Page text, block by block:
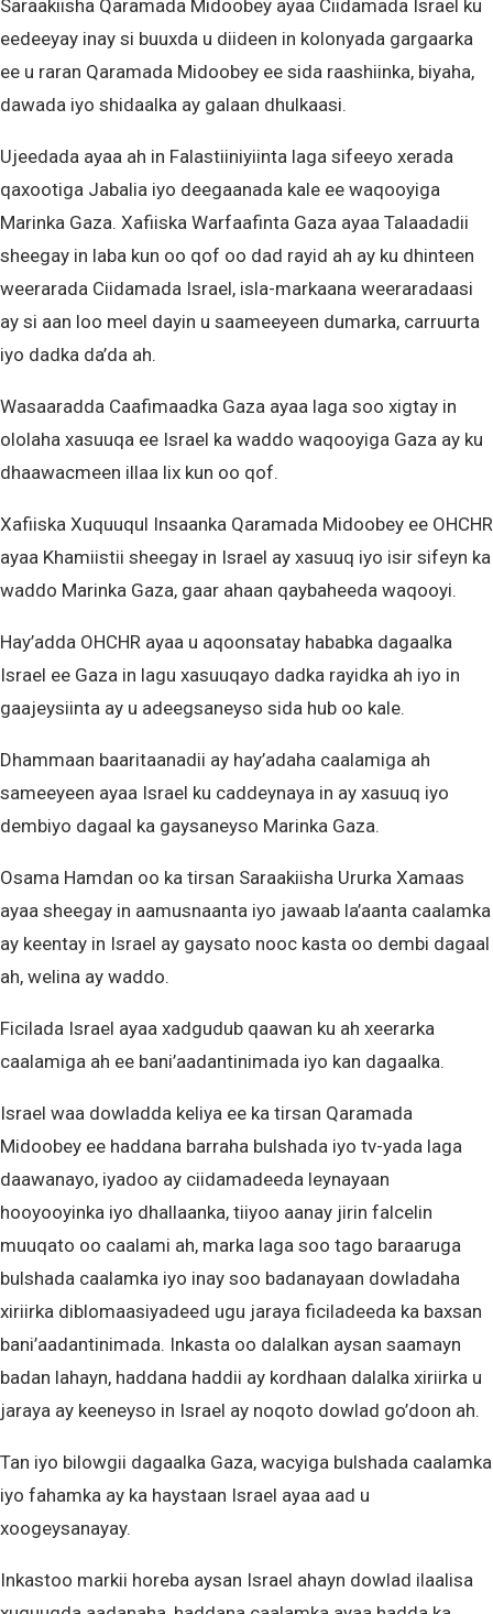
Saraakiisha Qaramada Midoobey ayaa Ciidamada Israel ku
eedeeyay inay si buuxda u diideen in kolonyada gargaarka
ee u raran Qaramada Midoobey ee sida raashiinka, biyaha,
dawada iyo shidaalka ay galaan dhulkaasi.
Ujeedada ayaa ah in Falastiiniyiinta laga sifeeyo xerada
qaxootiga Jabalia iyo deegaanada kale ee waqooyiga
Marinka Gaza. Xafiiska Warfaafinta Gaza ayaa Talaadadii
sheegay in laba kun oo qof oo dad rayid ah ay ku dhinteen
weerarada Ciidamada Israel, isla-markaana weeraradaasi
ay si aan loo meel dayin u saameeyeen dumarka, carruurta
iyo dadka da’da ah.
Wasaaradda Caafimaadka Gaza ayaa laga soo xigtay in
ololaha xasuuqa ee Israel ka waddo waqooyiga Gaza ay ku
dhaawacmeen illaa lix kun oo qof.
Xafiiska Xuquuqul Insaanka Qaramada Midoobey ee OHCHR
ayaa Khamiistii sheegay in Israel ay xasuuq iyo isir sifeyn ka
waddo Marinka Gaza, gaar ahaan qaybaheeda waqooyi.
Hay’adda OHCHR ayaa u aqoonsatay hababka dagaalka
Israel ee Gaza in lagu xasuuqayo dadka rayidka ah iyo in
gaajeysiinta ay u adeegsaneyso sida hub oo kale.
Dhammaan baaritaanadii ay hay’adaha caalamiga ah
sameeyeen ayaa Israel ku caddeynaya in ay xasuuq iyo
dembiyo dagaal ka gaysaneyso Marinka Gaza.
Osama Hamdan oo ka tirsan Saraakiisha Ururka Xamaas
ayaa sheegay in aamusnaanta iyo jawaab la’aanta caalamka
ay keentay in Israel ay gaysato nooc kasta oo dembi dagaal
ah, welina ay waddo.
Ficilada Israel ayaa xadgudub qaawan ku ah xeerarka
caalamiga ah ee bani’aadantinimada iyo kan dagaalka.
Israel waa dowladda keliya ee ka tirsan Qaramada
Midoobey ee haddana barraha bulshada iyo tv-yada laga
daawanayo, iyadoo ay ciidamadeeda leynayaan
hooyooyinka iyo dhallaanka, tiiyoo aanay jirin falcelin
muuqato oo caalami ah, marka laga soo tago baraaruga
bulshada caalamka iyo inay soo badanayaan dowladaha
xiriirka diblomaasiyadeed ugu jaraya ficiladeeda ka baxsan
bani’aadantinimada. Inkasta oo dalalkan aysan saamayn
badan lahayn, haddana haddii ay kordhaan dalalka xiriirka u
jaraya ay keeneyso in Israel ay noqoto dowlad go’doon ah.
Tan iyo bilowgii dagaalka Gaza, wacyiga bulshada caalamka
iyo fahamka ay ka haystaan Israel ayaa aad u
xoogeysanayay.
Inkastoo markii horeba aysan Israel ahayn dowlad ilaalisa